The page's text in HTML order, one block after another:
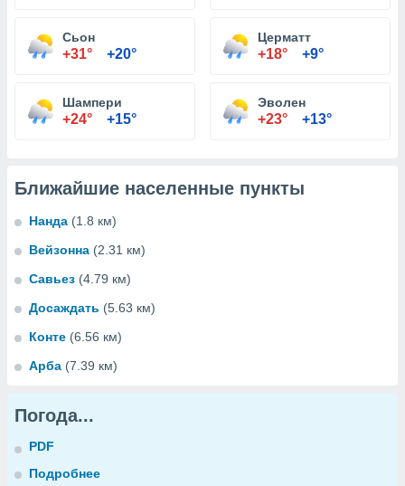
Сьон
+31° +20°
Церматт
+18° +9°
Шампери
+24° +15°
Эволен
+23° +13°
Ближайшие населенные пункты
Нанда (1.8 км)
Вейзонна (2.31 км)
Савьез (4.79 км)
Досаждать (5.63 км)
Конте (6.56 км)
Арба (7.39 км)
Погода...
PDF
Подробнее